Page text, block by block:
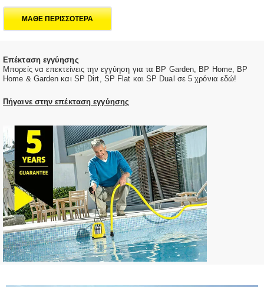
ΜΑΘΕ ΠΕΡΙΣΣΟΤΕΡΑ
Επέκταση εγγύησης
Μπορείς να επεκτείνεις την εγγύηση για τα BP Garden, BP Home, BP
Home & Garden και SP Dirt, SP Flat και SP Dual σε 5 χρόνια εδώ!
Πήγαινε στην επέκταση εγγύησης